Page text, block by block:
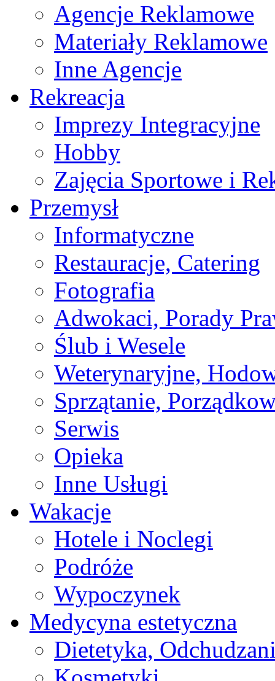
Agencje Reklamowe
Materiały Reklamowe
Inne Agencje
Rekreacja
Imprezy Integracyjne
Hobby
Zajęcia Sportowe i
Przemysł
Informatyczne
Restauracje, Catering
Fotografia
Adwokaci, Porady
Ślub i Wesele
Weterynaryjne,
Sprzątanie,
Serwis
Opieka
Inne Usługi
Wakacje
Hotele i Noclegi
Podróże
Wypoczynek
Medycyna estetyczna
Dietetyka,